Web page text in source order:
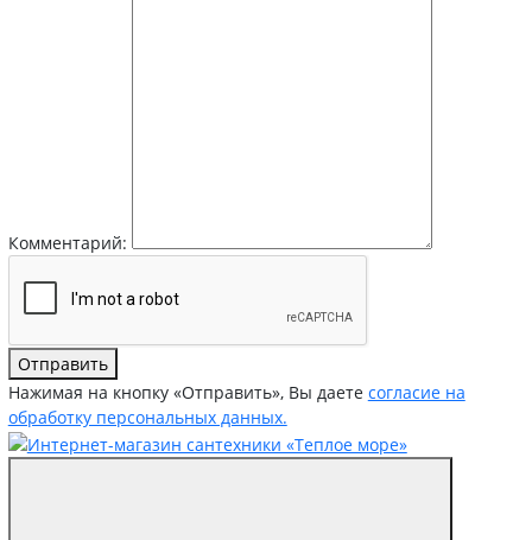
Комментарий:
Отправить
Нажимая на кнопку «Отправить», Вы даете согласие на
обработку персональных данных.